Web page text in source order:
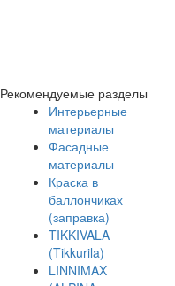
Рекомендуемые разделы
Интерьерные
материалы
Фасадные
материалы
Краска в
баллончиках
(заправка)
TIKKIVALA
(Tikkurila)
LINNIMAX